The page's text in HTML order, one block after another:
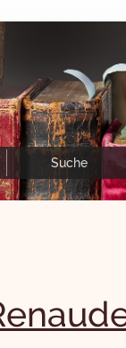
Suche